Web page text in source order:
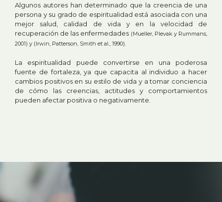
Algunos autores han determinado que la creencia de una
persona y su grado de espiritualidad está asociada con una
mejor salud, calidad de vida y en la velocidad de
recuperación de las enfermedades (Mueller, Plevak y Rummans,
2001) y (Irwin, Patterson, Smith et al., 1990).
La espiritualidad puede convertirse en una poderosa
fuente de fortaleza, ya que capacita al individuo a hacer
cambios positivos en su estilo de vida y a tomar conciencia
de cómo las creencias, actitudes y comportamientos
pueden afectar positiva o negativamente.